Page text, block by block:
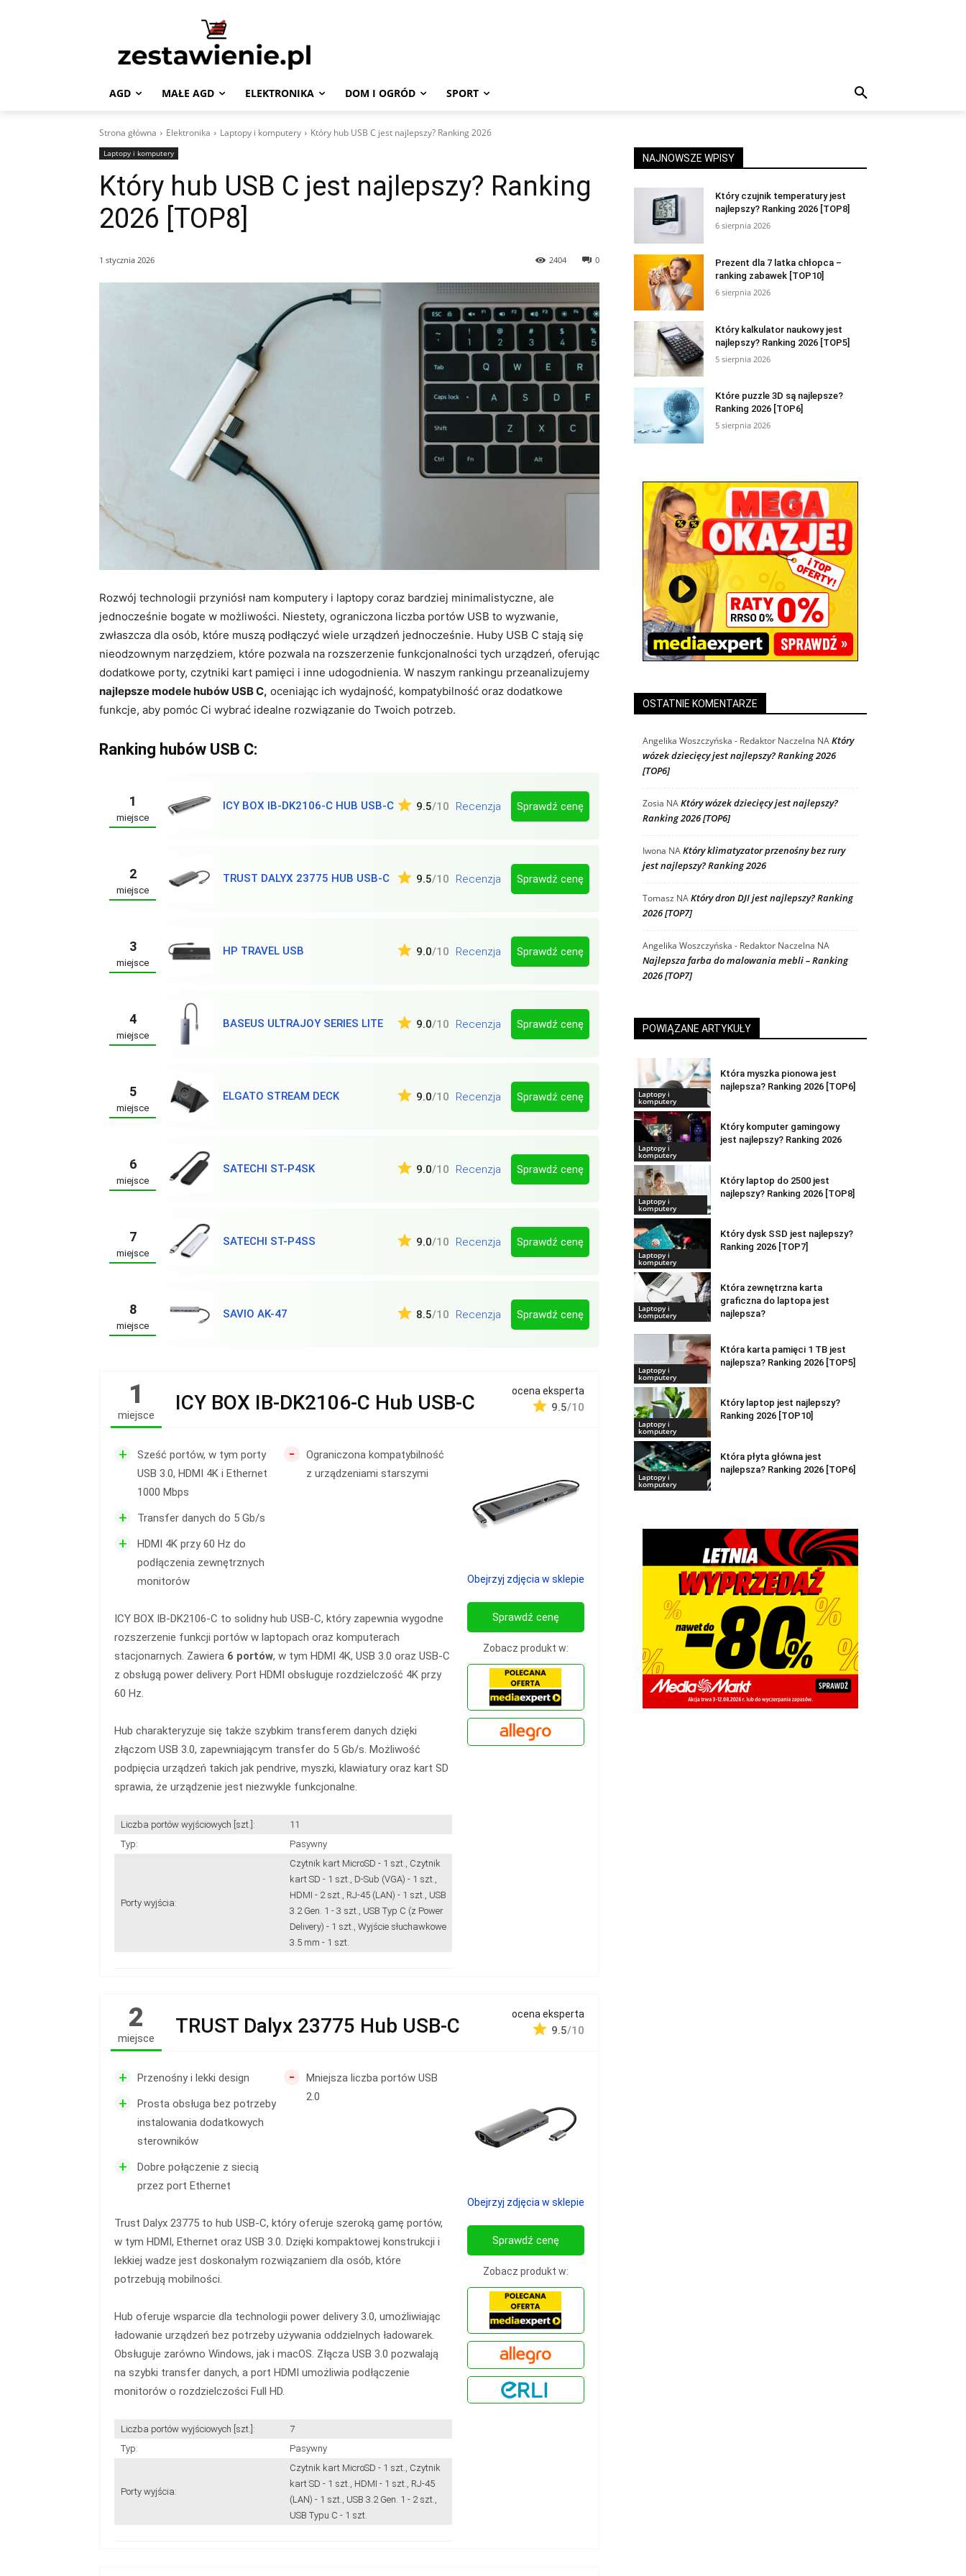
AGD MAŁE AGD ELEKTRONIKA DOM I OGRÓD SPORT
Strona główna Elektronika Laptopy i komputery Który hub USB C jest najlepszy? Ranking 2026
Laptopy i komputery
Który hub USB C jest najlepszy? Ranking
2026 [TOP8]
1 stycznia 2026 0
2404
Rozwój technologii przyniósł nam komputery i laptopy coraz bardziej minimalistyczne, ale
jednocześnie bogate w możliwości. Niestety, ograniczona liczba portów USB to wyzwanie,
zwłaszcza dla osób, które muszą podłączyć wiele urządzeń jednocześnie. Huby USB C stają się
nieodzownym narzędziem, które pozwala na rozszerzenie funkcjonalności tych urządzeń, oferując
dodatkowe porty, czytniki kart pamięci i inne udogodnienia. W naszym rankingu przeanalizujemy
najlepsze modele hubów USB C, oceniając ich wydajność, kompatybilność oraz dodatkowe
funkcje, aby pomóc Ci wybrać idealne rozwiązanie do Twoich potrzeb.
Ranking hubów USB C:
1
miejsce
ICY BOX IB-DK2106-C HUB USB-C 9.5/10 Recenzja Sprawdź cenę
2
miejsce
TRUST DALYX 23775 HUB USB-C 9.5/10 Recenzja Sprawdź cenę
3
miejsce
HP TRAVEL USB 9.0/10 Recenzja Sprawdź cenę
4
miejsce
BASEUS ULTRAJOY SERIES LITE 9.0/10 Recenzja Sprawdź cenę
5
miejsce
ELGATO STREAM DECK 9.0/10 Recenzja Sprawdź cenę
6
miejsce
SATECHI ST-P4SK 9.0/10 Recenzja Sprawdź cenę
7
miejsce
SATECHI ST-P4SS 9.0/10 Recenzja Sprawdź cenę
8
miejsce
SAVIO AK-47 8.5/10 Recenzja Sprawdź cenę
1
miejsce
ICY BOX IB-DK2106-C Hub USB-C ocena eksperta
9.5/10
+
Sześć portów, w tym porty
USB 3.0, HDMI 4K i Ethernet
1000 Mbps
+ Transfer danych do 5 Gb/s
+
HDMI 4K przy 60 Hz do
podłączenia zewnętrznych
monitorów
-
Ograniczona kompatybilność
z urządzeniami starszymi
ICY BOX IB-DK2106-C to solidny hub USB-C, który zapewnia wygodne
rozszerzenie funkcji portów w laptopach oraz komputerach
stacjonarnych. Zawiera 6 portów, w tym HDMI 4K, USB 3.0 oraz USB-C
z obsługą power delivery. Port HDMI obsługuje rozdzielczość 4K przy
60 Hz.
Hub charakteryzuje się także szybkim transferem danych dzięki
złączom USB 3.0, zapewniającym transfer do 5 Gb/s. Możliwość
podpięcia urządzeń takich jak pendrive, myszki, klawiatury oraz kart SD
sprawia, że urządzenie jest niezwykle funkcjonalne.
Liczba portów wyjściowych [szt.]:
11
Typ:
Pasywny
Porty wyjścia:
Czytnik kart MicroSD - 1 szt., Czytnik
kart SD - 1 szt., D-Sub (VGA) - 1 szt.,
HDMI - 2 szt., RJ-45 (LAN) - 1 szt., USB
3.2 Gen. 1 - 3 szt., USB Typ C (z Power
Delivery) - 1 szt., Wyjście słuchawkowe
3.5 mm - 1 szt.
Obejrzyj zdjęcia w sklepie
Sprawdź cenę
Zobacz produkt w:
2
miejsce
TRUST Dalyx 23775 Hub USB-C ocena eksperta
9.5/10
+ Przenośny i lekki design
+
Prosta obsługa bez potrzeby
instalowania dodatkowych
sterowników
+
Dobre połączenie z siecią
przez port Ethernet
-
Mniejsza liczba portów USB
2.0
Trust Dalyx 23775 to hub USB-C, który oferuje szeroką gamę portów,
w tym HDMI, Ethernet oraz USB 3.0. Dzięki kompaktowej konstrukcji i
lekkiej wadze jest doskonałym rozwiązaniem dla osób, które
potrzebują mobilności.
Hub oferuje wsparcie dla technologii power delivery 3.0, umożliwiając
ładowanie urządzeń bez potrzeby używania oddzielnych ładowarek.
Obsługuje zarówno Windows, jak i macOS. Złącza USB 3.0 pozwalają
na szybki transfer danych, a port HDMI umożliwia podłączenie
monitorów o rozdzielczości Full HD.
Liczba portów wyjściowych [szt.]:
7
Typ:
Pasywny
Porty wyjścia:
Czytnik kart MicroSD - 1 szt., Czytnik
kart SD - 1 szt., HDMI - 1 szt., RJ-45
(LAN) - 1 szt., USB 3.2 Gen. 1 - 2 szt.,
USB Typu C - 1 szt.
Obejrzyj zdjęcia w sklepie
Sprawdź cenę
Zobacz produkt w:
NAJNOWSZE WPISY
Który czujnik temperatury jest
najlepszy? Ranking 2026 [TOP8]
6 sierpnia 2026
Prezent dla 7 latka chłopca –
ranking zabawek [TOP10]
6 sierpnia 2026
Który kalkulator naukowy jest
najlepszy? Ranking 2026 [TOP5]
5 sierpnia 2026
Które puzzle 3D są najlepsze?
Ranking 2026 [TOP6]
5 sierpnia 2026
OSTATNIE KOMENTARZE
Angelika Woszczyńska - Redaktor Naczelna NAKtóry
wózek dziecięcy jest najlepszy? Ranking 2026
[TOP6]
Zosia NAKtóry wózek dziecięcy jest najlepszy?
Ranking 2026 [TOP6]
Iwona NAKtóry klimatyzator przenośny bez rury
jest najlepszy? Ranking 2026
Tomasz NAKtóry dron DJI jest najlepszy? Ranking
2026 [TOP7]
Angelika Woszczyńska - Redaktor Naczelna NA
Najlepsza farba do malowania mebli – Ranking
2026 [TOP7]
POWIĄZANE ARTYKUŁY
Laptopy i
komputery
Która myszka pionowa jest
najlepsza? Ranking 2026 [TOP6]
Laptopy i
komputery
Który komputer gamingowy
jest najlepszy? Ranking 2026
Laptopy i
komputery
Który laptop do 2500 jest
najlepszy? Ranking 2026 [TOP8]
Laptopy i
komputery
Który dysk SSD jest najlepszy?
Ranking 2026 [TOP7]
Laptopy i
komputery
Która zewnętrzna karta
graficzna do laptopa jest
najlepsza?
Laptopy i
komputery
Która karta pamięci 1 TB jest
najlepsza? Ranking 2026 [TOP5]
Laptopy i
komputery
Który laptop jest najlepszy?
Ranking 2026 [TOP10]
Laptopy i
komputery
Która płyta główna jest
najlepsza? Ranking 2026 [TOP6]